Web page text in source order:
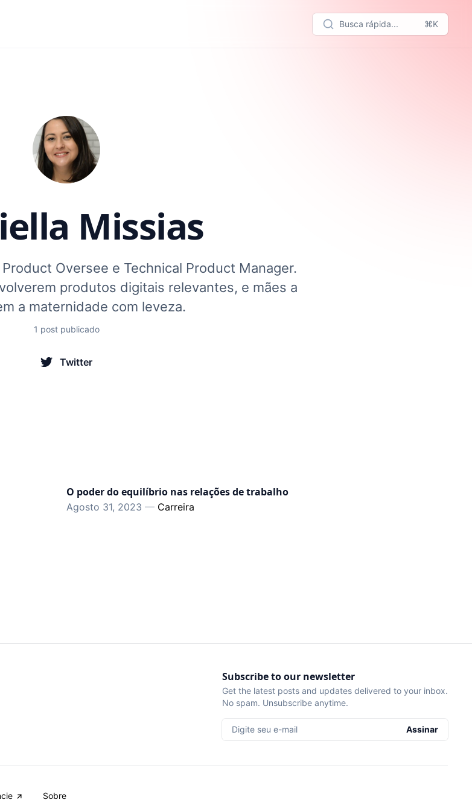
Busca rápida... ⌘K
Missias
Oversee e Technical Product Manager.
produtos digitais relevantes, e mães a
a maternidade com leveza.
1 post publicado
Twitter
O poder do equilíbrio nas relações de trabalho
Agosto 31, 2023 — Carreira
Subscribe to our newsletter
Get the latest posts and updates delivered to your inbox.
No spam. Unsubscribe anytime.
Digite seu e-mail Assinar
Sobre